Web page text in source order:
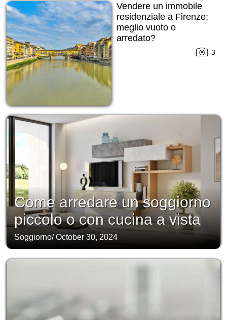
Vendere un immobile
residenziale a Firenze:
meglio vuoto o
arredato?
3
Come arredare un soggiorno
piccolo o con cucina a vista
Soggiorno/October 30, 2024